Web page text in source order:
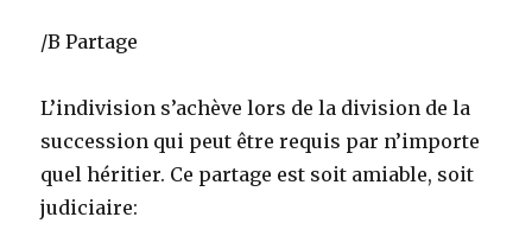
/B Partage
L’indivision s’achève lors de la division de la
succession qui peut être requis par n’importe
quel héritier. Ce partage est soit amiable, soit
judiciaire: